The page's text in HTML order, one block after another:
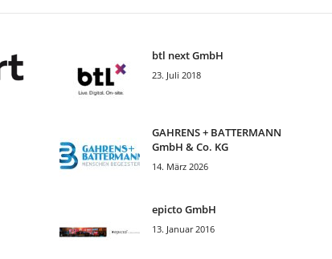
btl next GmbH
23. Juli 2018
GAHRENS + BATTERMANN
GmbH & Co. KG
14. März 2026
epicto GmbH
13. Januar 2016